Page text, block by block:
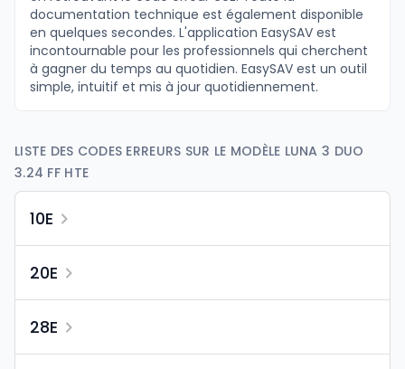
documentation technique est également disponible
en quelques secondes. L'application EasySAV est
incontournable pour les professionnels qui cherchent
à gagner du temps au quotidien. EasySAV est un outil
simple, intuitif et mis à jour quotidiennement.
LISTE DES CODES ERREURS SUR LE MODÈLE LUNA 3 DUO
3.24 FF HTE
10E
20E
28E